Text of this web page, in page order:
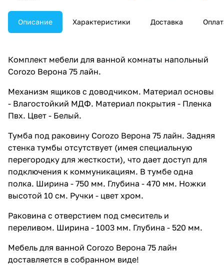
Описание Характеристики Доставка
Комплект мебели для ванной комнаты напольный
Corozo Верона 75 лайн.
Механизм ящиков с доводчиком. Материал основы
- Влагостойкий МДФ. Материал покрытия - Пленка
Пвх. Цвет - Белый.
Тумба под раковину Corozo Верона 75 лайн. Задняя
стенка тумбы отсутствует (имея специальную
перегородку для жесткости), что дает доступ для
подключения к коммуникациям. В тумбе одна
полка. Ширина - 750 мм. Глубина - 470 мм. Ножки
высотой 10 см. Ручки - цвет хром.
Раковина с отверстием под смеситель и
переливом. Ширина - 1003 мм. Глубина - 520 мм.
Мебель для ванной Corozo Верона 75 лайн
доставляется в собранном виде!